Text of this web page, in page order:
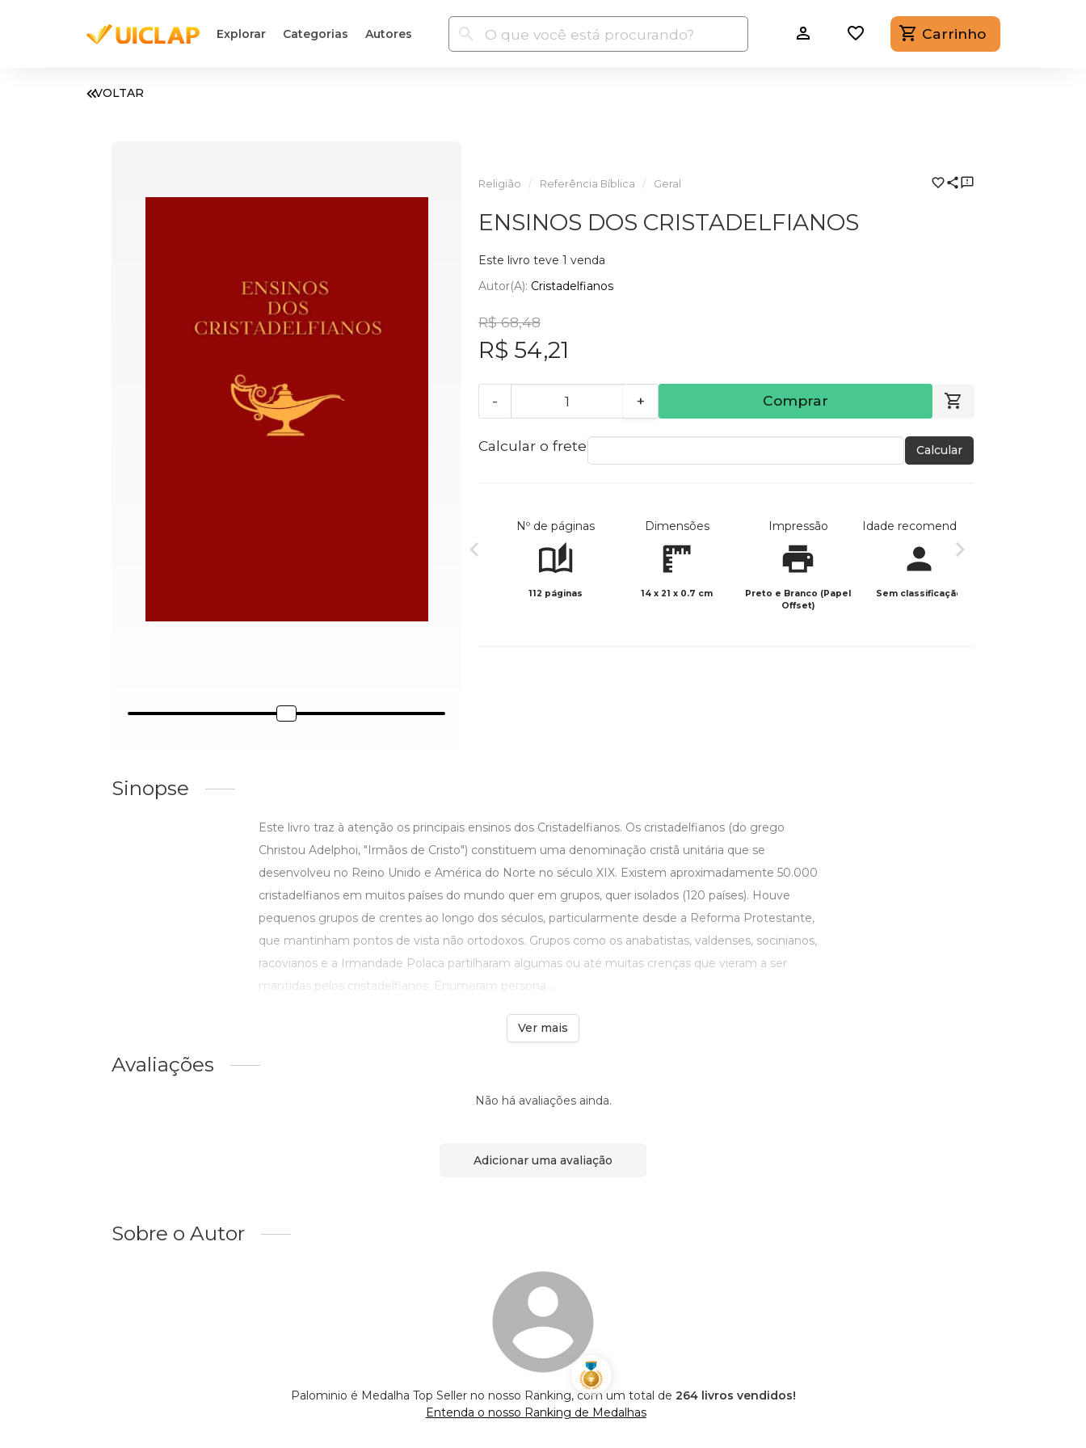
Explorar Categorias Autores Carrinho
VOLTAR
Religião Referência Bíblica Geral
ENSINOS DOS CRISTADELFIANOS
Este livro teve 1 venda
Autor(a): Cristadelfianos
R$ 68,48
R$ 54,21
- + Comprar
Calcular o frete Calcular
Nº de páginas
112 páginas
Dimensões
14 x 21 x 0.7 cm
Impressão
Preto e Branco (Papel
Offset)
Idade recomendada
Sem classificação
Sinopse
Este livro traz à atenção os principais ensinos dos Cristadelfianos. Os cristadelfianos (do grego
Christou Adelphoi, "Irmãos de Cristo") constituem uma denominação cristã unitária que se
desenvolveu no Reino Unido e América do Norte no século XIX. Existem aproximadamente 50.000
cristadelfianos em muitos países do mundo quer em grupos, quer isolados (120 países). Houve
pequenos grupos de crentes ao longo dos séculos, particularmente desde a Reforma Protestante,
que mantinham pontos de vista não ortodoxos. Grupos como os anabatistas, valdenses, socinianos,
racovianos e a Irmandade Polaca partilharam algumas ou até muitas crenças que vieram a ser
mantidas pelos cristadelfianos. Enumeram persona ...
Ver mais
Avaliações
Não há avaliações ainda.
Adicionar uma avaliação
Sobre o Autor
Palominio é Medalha Top Seller no nosso Ranking, com um total de 264 livros vendidos!
Entenda o nosso Ranking de Medalhas